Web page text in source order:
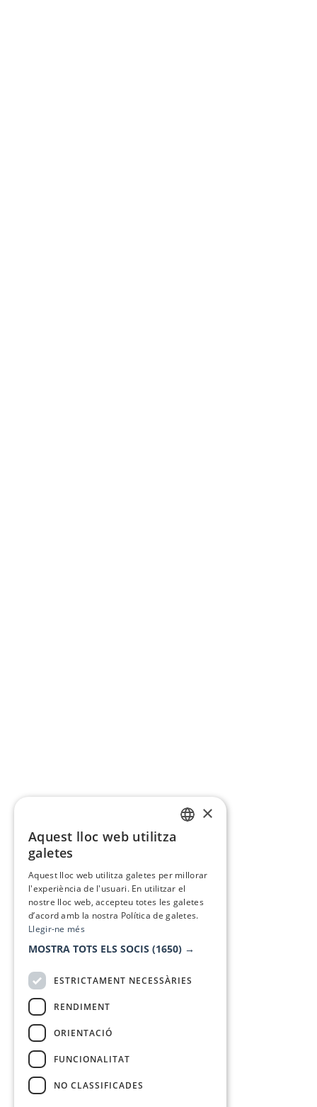
×
Aquest lloc web utilitza
galetes
Aquest lloc web utilitza galetes per millorar
l'experiència de l'usuari. En utilitzar el
nostre lloc web, accepteu totes les galetes
d’acord amb la nostra Política de galetes.
Llegir-ne més
MOSTRA TOTS ELS SOCIS (1650) →
ESTRICTAMENT NECESSÀRIES
RENDIMENT
ORIENTACIÓ
FUNCIONALITAT
NO CLASSIFICADES